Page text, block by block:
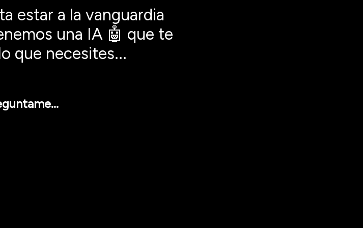
estar a la vanguardia
una IA 🤖 que te
que necesites...